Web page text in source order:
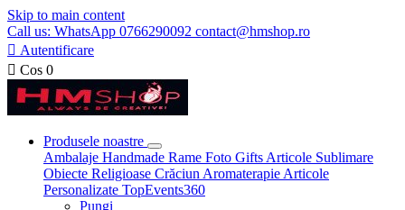
Skip to main content
Call us: WhatsApp 0766290092 contact@hmshop.ro
 Autentificare
 Cos 0
Produsele noastre
Ambalaje Handmade Rame Foto Gifts Articole Sublimare
Obiecte Religioase Crăciun Aromaterapie Articole
Personalizate TopEvents360
Pungi